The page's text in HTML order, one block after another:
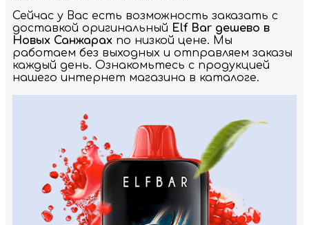
Сейчас у Вас есть возможность заказать с
доставкой оригинальный Elf Bar дешево в
Новых Санжарах по низкой цене. Мы
работаем без выходных и отправляем заказы
каждый день. Ознакомьтесь с продукцией
нашего интернет магазина в каталоге.